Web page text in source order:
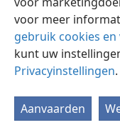
voor meer
gebruik cookies
kunt uw
Privacyinstellingen.
Aanvaarden